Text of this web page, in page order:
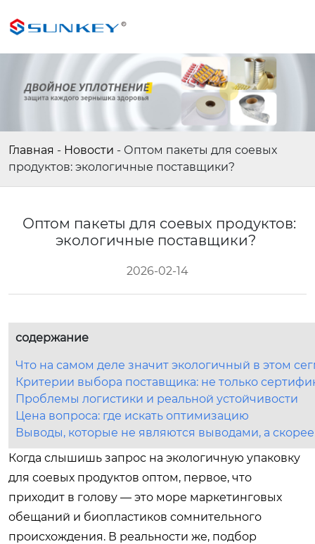
Главная - Новости - Оптом пакеты для соевых
продуктов: экологичные поставщики?
Оптом пакеты для соевых продуктов:
экологичные поставщики?
2026-02-14
содержание
Что на самом деле значит экологичный в этом
Критерии выбора поставщика: не только
Проблемы логистики и реальной устойчивости
Цена вопроса: где искать оптимизацию
Выводы, которые не являются выводами, а
Когда слышишь запрос на экологичную упаковку
для соевых продуктов оптом, первое, что
приходит в голову — это море маркетинговых
обещаний и биопластиков сомнительного
происхождения. В реальности же, подбор